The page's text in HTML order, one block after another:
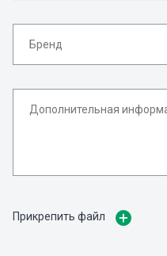
Прикрепить файл